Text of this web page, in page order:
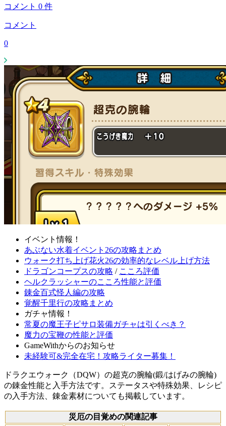
コメント 0 件
コメント
0
イベント情報！
あぶない水着イベント26の攻略まとめ
ウォーク打ち上げ花火26の効率的なレベル上げ方法
ドラゴンコープスの攻略 / こころ評価
ヘルクラッシャーのこころ性能と評価
錬金百式怪人編の攻略
覚醒千里行の攻略まとめ
ガチャ情報！
常夏の魔王子ピサロ装備ガチャは引くべき？
魔力の宝鞭の性能と評価
GameWithからのお知らせ
未経験可&完全在宅！攻略ライター募集！
ドラクエウォーク（DQW）の超克の腕輪(鍛/はげみの腕輪)
の錬金性能と入手方法です。ステータスや特殊効果、レシピ
の入手方法、錬金素材についても掲載しています。
災厄の目覚めの関連記事